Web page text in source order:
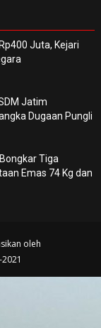
Juta, Kejari
Jatim
Dugaan Pungli
Tiga
Emas 74 Kg dan
oleh